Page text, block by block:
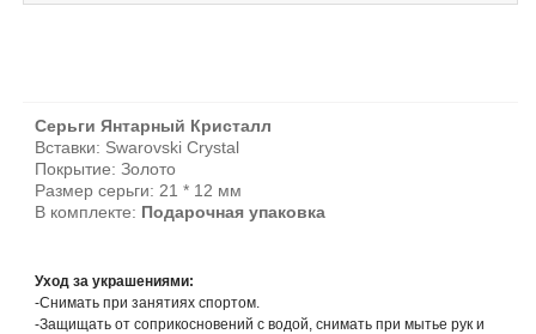
Серьги Янтарный Кристалл
Вставки: Swarovski Crystal
Покрытие: Золото
Размер серьги: 21 * 12 мм
В комплекте: Подарочная упаковка
Уход за украшениями:
-Снимать при занятиях спортом.
-Защищать от соприкосновений с водой, снимать при мытье рук и